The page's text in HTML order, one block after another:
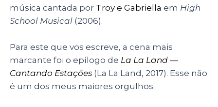
música cantada por Troy e Gabriella em High
School Musical (2006).
Para este que vos escreve, a cena mais
marcante foi o epílogo de La La Land —
Cantando Estações (La La Land, 2017). Esse não
é um dos meus maiores orgulhos.